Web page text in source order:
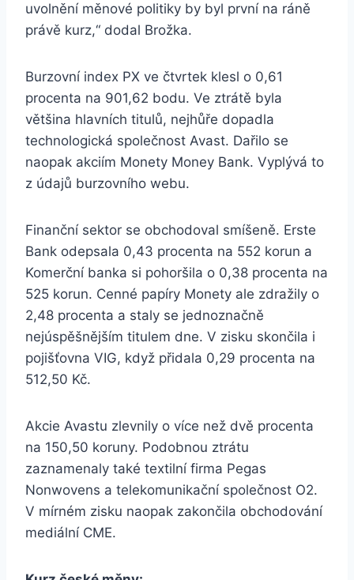
uvolnění měnové politiky by byl první na ráně
právě kurz,“ dodal Brožka.
Burzovní index PX ve čtvrtek klesl o 0,61
procenta na 901,62 bodu. Ve ztrátě byla
většina hlavních titulů, nejhůře dopadla
technologická společnost Avast. Dařilo se
naopak akciím Monety Money Bank. Vyplývá to
z údajů burzovního webu.
Finanční sektor se obchodoval smíšeně. Erste
Bank odepsala 0,43 procenta na 552 korun a
Komerční banka si pohoršila o 0,38 procenta na
525 korun. Cenné papíry Monety ale zdražily o
2,48 procenta a staly se jednoznačně
nejúspěšnějším titulem dne. V zisku skončila i
pojišťovna VIG, když přidala 0,29 procenta na
512,50 Kč.
Akcie Avastu zlevnily o více než dvě procenta
na 150,50 koruny. Podobnou ztrátu
zaznamenaly také textilní firma Pegas
Nonwovens a telekomunikační společnost O2.
V mírném zisku naopak zakončila obchodování
mediální CME.